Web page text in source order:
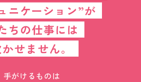
ニケーション”が
ちの仕事には
せません。
手がけるものは